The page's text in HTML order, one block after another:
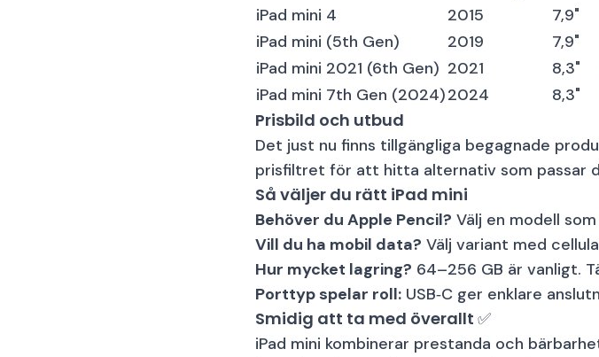
iPad mini 4
2015 7,9"
iPad mini (5th Gen)
2019 7,9"
iPad mini 2021 (6th Gen) 2021 8,3"
iPad mini 7th Gen (2024)2024 8,3"
Prisbild och utbud
Det just nu finns tillgängliga begagnade
prisfiltret för att hitta alternativ som passar
Så väljer du rätt iPad mini
Behöver du Apple Pencil? Välj en modell
Vill du ha mobil data? Välj variant med
Hur mycket lagring? 64–256 GB är vanligt.
Porttyp spelar roll: USB‑C ger enklare
Smidig att ta med överallt ✅
iPad mini kombinerar prestanda och